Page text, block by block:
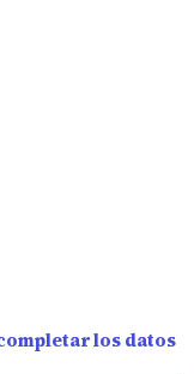
los datos